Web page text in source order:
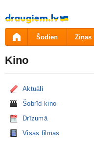
Pāriet
uz
saturu
Šodien Ziņas
Kino
Aktuāli
Šobrīd kino
Drīzumā
Visas filmas